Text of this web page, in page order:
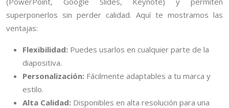
superponerlos sin perder calidad. Aquí te mostramos las
ventajas:
Flexibilidad: Puedes usarlos en cualquier parte de la
diapositiva.
Personalización: Fácilmente adaptables a tu marca y
estilo.
Alta Calidad: Disponibles en alta resolución para una